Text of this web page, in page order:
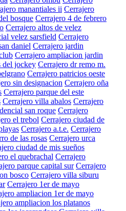
manantiales ii Cerrajero
bosque Cerrajero 4 de febrero
Cerrajero altos de velez
velez sarsfield Cerrajero
daniel Cerrajero jardin
Cerrajero ampliacion jardin
del jockey Cerrajero dr remo m.
Cerrajero patricios oeste
sin designacion Cerrajero oña
Cerrajero parque del este
Cerrajero villa abalos Cerrajero
san roque Cerrajero
el trebol Cerrajero ciudad de
Cerrajero a.t.e. Cerrajero
de las rosas Cerrajero urca
ciudad de mis sueños
el quebrachal Cerrajero
parque capital sur Cerrajero
bosco Cerrajero villa siburu
Cerrajero 1er de mayo
ampliacion 1er de mayo
ampliacion los platanos